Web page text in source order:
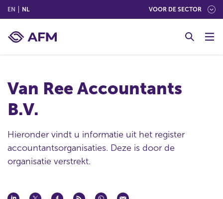
EN (ENGLISH)
NL(NEDERLANDS (NEDERLAND)) VOOR DE SECTOR
Van Ree Accountants
B.V.
Hieronder vindt u informatie uit het register
accountantsorganisaties. Deze is door de
organisatie verstrekt.